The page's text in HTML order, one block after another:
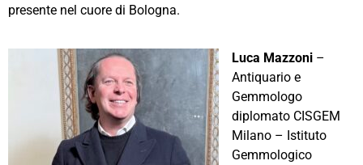
presente nel cuore di Bologna.
Luca Mazzoni –
Antiquario e
Gemmologo
diplomato CISGEM
Milano – Istituto
Gemmologico